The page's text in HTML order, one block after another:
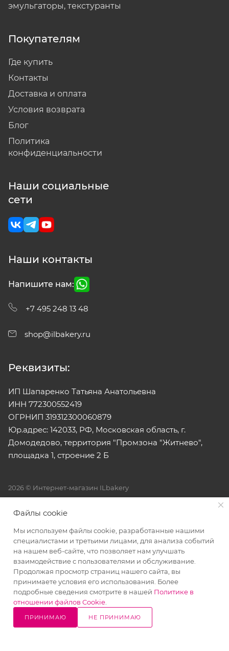
эмульгаторы, текстуранты
Покупателям
Где купить
Контакты
Доставка и оплата
Условия возврата
Блог
Политика
конфиденциальности
Наши социальные
сети
Наши контакты
Напишите нам:
+7 495 248 13 48
shop@ilbakery.ru
Реквизиты:
ИП Шапаренко Татьяна Анатольевна
ИНН 772300552419
ОГРНИП 319312300060879
Юр.адрес: 142033, РФ, Московская область, г.
Домодедово, территория "Промзона "Житнево",
площадка 1, строение 2 Б
2026 © Интернет-магазин ILbakery
Все права на материалы, находящиеся на сайте
законодательством. При любом использовании материалов
сайта, гиперссылка (hyperlink) на www.ilbakery.ru
обязательна.
Файлы cookie
Мы используем файлы cookie, разработанные нашими
специалистами и третьими лицами, для анализа событий
на нашем веб-сайте, что позволяет нам улучшать
взаимодействие с пользователями и обслуживание.
Продолжая просмотр страниц нашего сайта, вы
принимаете условия его использования. Более
подробные сведения смотрите в нашей Политике в
отношении файлов Cookie
ПРИНИМАЮ НЕ ПРИНИМАЮ
10% СКИДКА
на все товары